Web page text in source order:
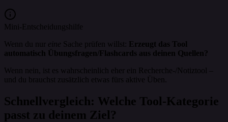
Mini-Entscheidungshilfe
Wenn du nur eine Sache prüfen willst: Erzeugt das Tool
automatisch Übungsfragen/Flashcards aus deinen Quellen?
Wenn nein, ist es wahrscheinlich eher ein Recherche-/Notiztool –
und du brauchst zusätzlich etwas fürs aktive Üben.
Schnellvergleich: Welche Tool-Kategorie
passt zu deinem Ziel?